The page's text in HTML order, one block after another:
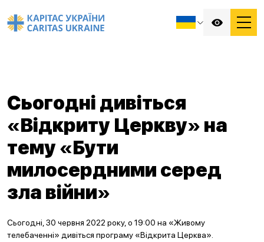
Сьогодні дивіться
«Відкриту Церкву» на
тему «Бути
милосердними серед
зла війни»
Сьогодні, 30 червня 2022 року, о 19:00 на «Живому
телебаченні» дивіться програму «Відкрита Церква».